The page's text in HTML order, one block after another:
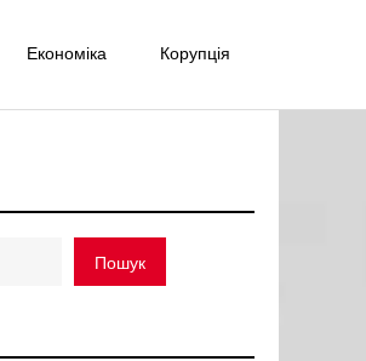
Економіка Корупція
Пошук